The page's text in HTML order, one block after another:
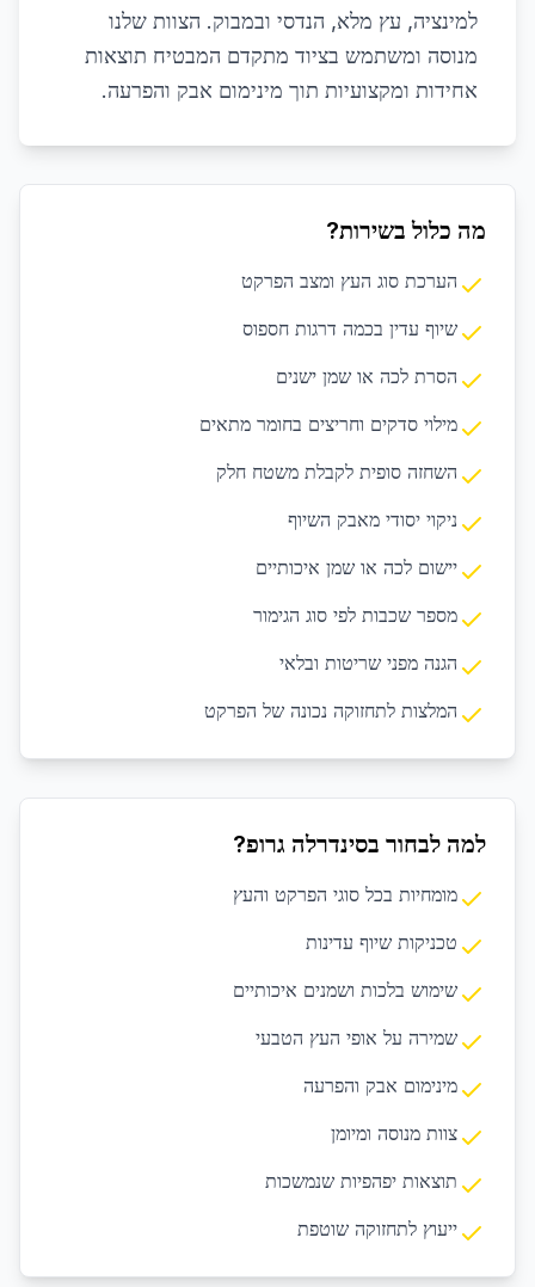
למינציה, עץ מלא, הנדסי ובמבוק. הצוות שלנו
מנוסה ומשתמש בציוד מתקדם המבטיח תוצאות
אחידות ומקצועיות תוך מינימום אבק והפרעה.
מה כלול בשירות?
הערכת סוג העץ ומצב הפרקט
שיוף עדין בכמה דרגות חספוס
הסרת לכה או שמן ישנים
מילוי סדקים וחריצים בחומר מתאים
השחזה סופית לקבלת משטח חלק
ניקוי יסודי מאבק השיוף
יישום לכה או שמן איכותיים
מספר שכבות לפי סוג הגימור
הגנה מפני שריטות ובלאי
המלצות לתחזוקה נכונה של הפרקט
למה לבחור בסינדרלה גרופ?
מומחיות בכל סוגי הפרקט והעץ
טכניקות שיוף עדינות
שימוש בלכות ושמנים איכותיים
שמירה על אופי העץ הטבעי
מינימום אבק והפרעה
צוות מנוסה ומיומן
תוצאות יפהפיות שנמשכות
ייעוץ לתחזוקה שוטפת